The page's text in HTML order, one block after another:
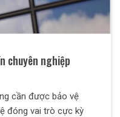
chuyên nghiệp
cần được bảo vệ
đóng vai trò cực kỳ